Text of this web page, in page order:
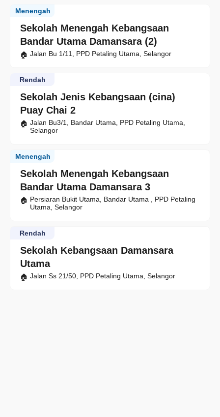
Sekolah Menengah Kebangsaan
Bandar Utama Damansara (2)
Menengah
Jalan Bu 1/11, PPD Petaling Utama, Selangor
Sekolah Jenis Kebangsaan (cina)
Puay Chai 2
Rendah
Jalan Bu3/1, Bandar Utama, PPD Petaling Utama,
Selangor
Sekolah Menengah Kebangsaan
Bandar Utama Damansara 3
Menengah
Persiaran Bukit Utama, Bandar Utama , PPD Petaling
Utama, Selangor
Sekolah Kebangsaan Damansara
Utama
Rendah
Jalan Ss 21/50, PPD Petaling Utama, Selangor